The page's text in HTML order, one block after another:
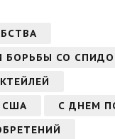
БОРЬБЫ СО
США
С ДНЕМ